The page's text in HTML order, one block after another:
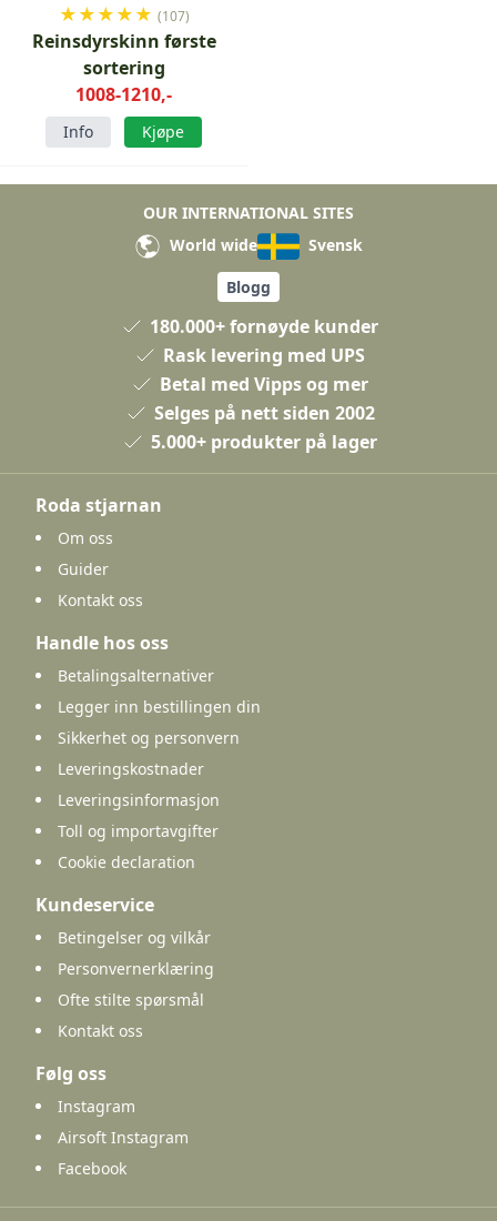
★★★★★ (107)
Reinsdyrskinn første
sortering
1008-1210,-
Info Kjøpe
OUR INTERNATIONAL SITES
World wide
Svensk
Blogg
180.000+ fornøyde kunder
Rask levering med UPS
Betal med Vipps og mer
Selges på nett siden 2002
5.000+ produkter på lager
Roda stjarnan
Om oss
Guider
Kontakt oss
Handle hos oss
Betalingsalternativer
Legger inn bestillingen din
Sikkerhet og personvern
Leveringskostnader
Leveringsinformasjon
Toll og importavgifter
Cookie declaration
Kundeservice
Betingelser og vilkår
Personvernerklæring
Ofte stilte spørsmål
Kontakt oss
Følg oss
Instagram
Airsoft Instagram
Facebook